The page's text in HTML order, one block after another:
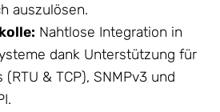
auszulösen.
Nahtlose Integration in
dank Unterstützung für
(RTU & TCP), SNMPv3 und